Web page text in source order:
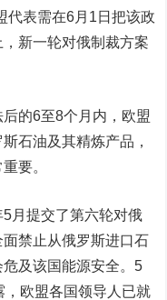
代表需在6月1日把该政
新一轮对俄制裁方案
的6至8个月内，欧盟
石油及其精炼产品，
要。
提交了第六轮对俄
禁止从俄罗斯进口石
及该国能源安全。5
，欧盟各国领导人已就